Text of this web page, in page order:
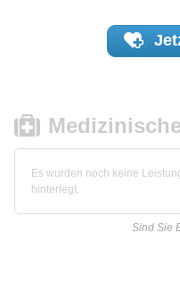
Es wurden noch keine
hinterlegt.
Sind Sie